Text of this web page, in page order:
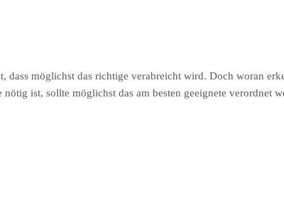
möglichst das richtige verabreicht wird. Doch woran
ist, sollte möglichst das am besten geeignete verordnet